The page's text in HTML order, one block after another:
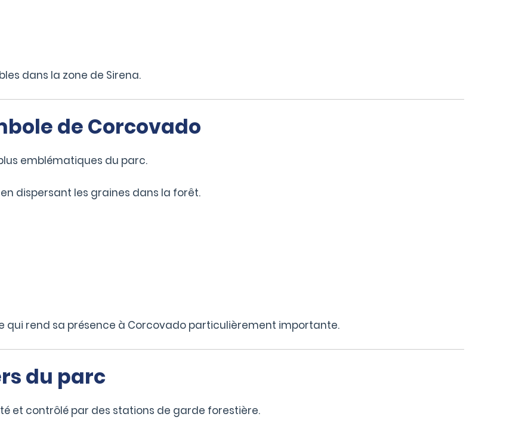
dans la zone de Sirena.
de Corcovado
emblématiques du parc.
dispersant les graines dans la forêt.
qui rend sa présence à Corcovado particulièrement importante.
du parc
et contrôlé par des stations de garde forestière.